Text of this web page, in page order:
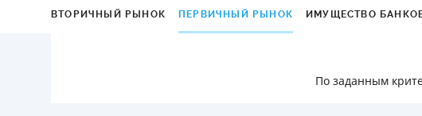
ВТОРИЧНЫЙ РЫНОК ПЕРВИЧНЫЙ РЫНОК ИМУЩЕСТВО
По заданным